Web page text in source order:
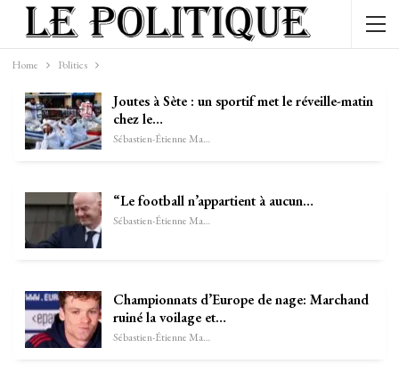
Home Politics
Joutes à Sète : un sportif met le réveille-matin
chez le…
Sébastien-Étienne Marechal
“Le football n’appartient à aucun…
Sébastien-Étienne Marechal
Championnats d’Europe de nage: Marchand
ruiné la voilage et…
Sébastien-Étienne Marechal